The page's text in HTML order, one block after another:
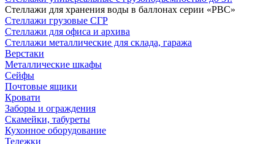
Стеллажи для хранения воды в баллонах серии «РВС»
Стеллажи грузовые СГР
Стеллажи для офиса и архива
Стеллажи металлические для склада, гаража
Верстаки
Металлические шкафы
Сейфы
Почтовые ящики
Кровати
Заборы и ограждения
Скамейки, табуреты
Кухонное оборудование
Тележки